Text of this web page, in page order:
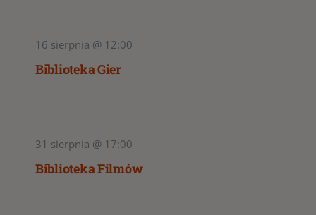
16 sierpnia @ 12:00
Biblioteka Gier
31 sierpnia @ 17:00
Biblioteka Filmów